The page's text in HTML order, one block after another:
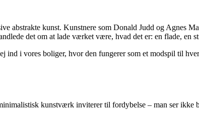
abstrakte kunst. Kunstnere som Donald Judd og Agnes
det om at lade værket være, hvad det er: en flade, en
i vores boliger, hvor den fungerer som et modspil til
kunstværk inviterer til fordybelse – man ser ikke